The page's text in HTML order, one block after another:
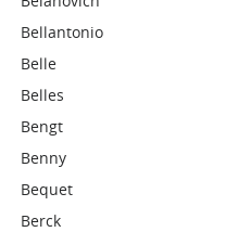
Bellantonio
Belle
Belles
Bengt
Benny
Bequet
Berck